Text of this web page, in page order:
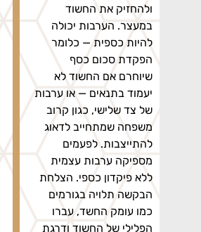
ולהחזיק את החשוד
במעצר. הערבות יכולה
להיות כספית — כלומר
הפקדת סכום כסף
שיוחרם אם החשוד לא
יעמוד בתנאים — או ערבות
של צד שלישי, כגון קרוב
משפחה שמתחייב לדאוג
להתייצבות. לפעמים
מספיקה ערבות עצמית
ללא פיקדון כספי. הצלחת
הבקשה תלויה בגורמים
כמו עומק החשד, עברו
הפלילי של החשוד ודרגת